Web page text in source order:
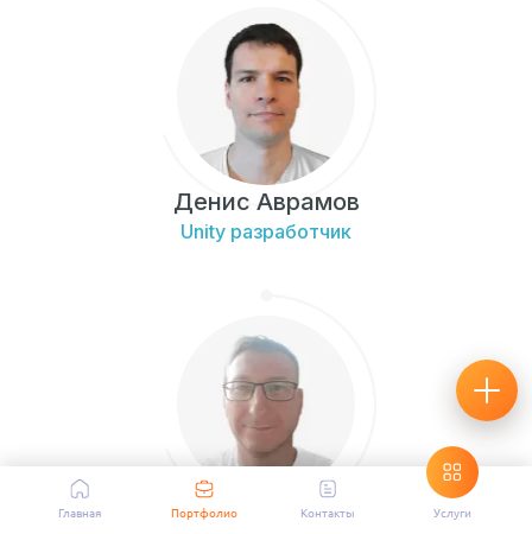
Денис Аврамов
Unity разработчик
Андрей Видякин
Главная Портфолио Контакты Услуги